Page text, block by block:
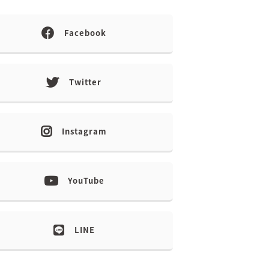
Facebook
Twitter
Instagram
YouTube
LINE